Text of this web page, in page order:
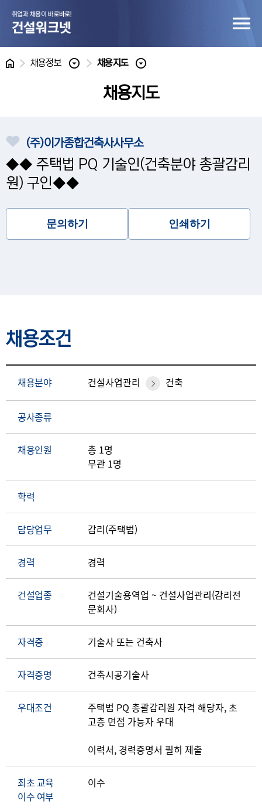
홈 채용정보 채용지도
채용지도
(주)이가종합건축사사무소
◆◆ 주택법 PQ 기술인(건축분야 총괄감리
원) 구인◆◆
문의하기 인쇄하기
채용조건
채용분야 건설사업관리 건축
공사종류
채용인원
총 1명
무관 1명
학력
담당업무 감리(주택법)
경력 경력
건설업종
건설기술용역업 ~ 건설사업관리(감리전
문회사)
자격증 기술사 또는 건축사
자격증명 건축시공기술사
우대조건
주택법 PQ 총괄감리원 자격 해당자, 초
고층 면접 가능자 우대
이력서, 경력증명서 필히 제출
최초 교육
이수 여부
이수